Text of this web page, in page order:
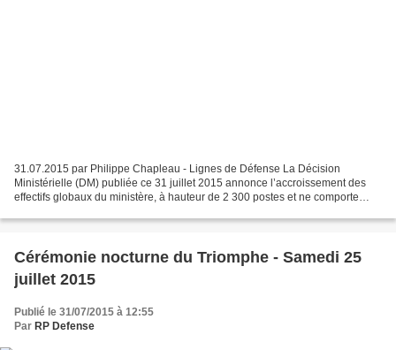
31.07.2015 par Philippe Chapleau - Lignes de Défense La Décision
Ministérielle (DM) publiée ce 31 juillet 2015 annonce l’accroissement des
effectifs globaux du ministère, à hauteur de 2 300 postes et ne comporte
Cérémonie nocturne du Triomphe - Samedi 25
juillet 2015
Publié le 31/07/2015 à 12:55
Par RP Defense